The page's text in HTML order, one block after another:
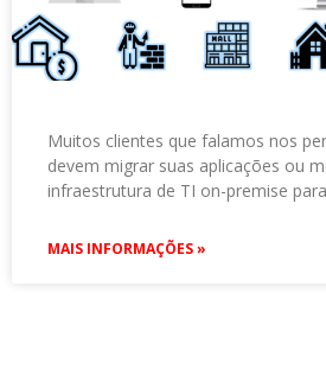
Muitos clientes que falamos nos
devem migrar suas aplicações ou
infraestrutura de TI on-premise
MAIS INFORMAÇÕES »